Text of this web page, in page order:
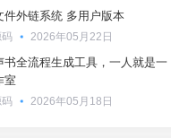
件外链系统 多用户版本
2026年05月22日
书全流程生成工具，一人就是一
室
2026年05月18日